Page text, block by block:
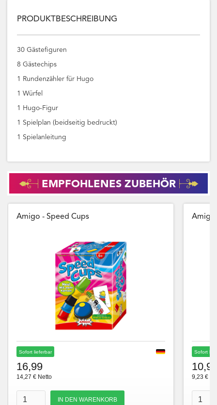
PRODUKTBESCHREIBUNG
30 Gästefiguren
8 Gästechips
1 Rundenzähler für Hugo
1 Würfel
1 Hugo-Figur
1 Spielplan (beidseitig bedruckt)
1 Spielanleitung
EMPFOHLENES ZUBEHÖR
Amigo - Speed Cups
Sofort lieferbar
16,99
14,27 € Netto
Amigo
Sofort
9,23 €